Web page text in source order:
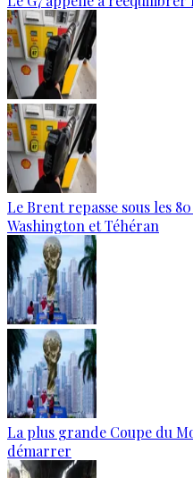
Le Brent repasse sous les
Washington et Téhéran
La plus grande Coupe du
démarrer